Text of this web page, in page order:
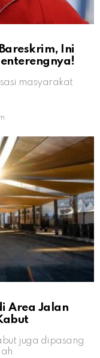
Ini
masyarakat
Area Jalan
juga dipasang